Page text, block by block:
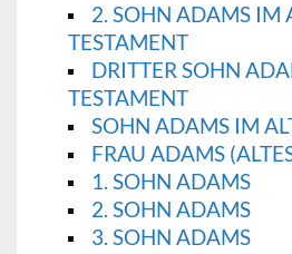
2. SOHN ADAMS IM
TESTAMENT
DRITTER SOHN
TESTAMENT
SOHN ADAMS IM
FRAU ADAMS
1. SOHN ADAMS
2. SOHN ADAMS
3. SOHN ADAMS